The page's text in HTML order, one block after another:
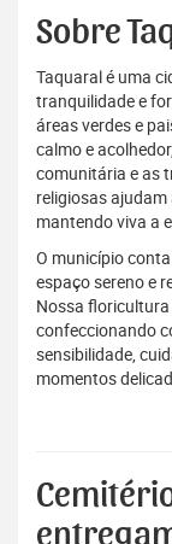
Sobre
Taquaral é uma
tranquilidade e
áreas verdes e
calmo e
comunitária e as
religiosas
mantendo viva a
O município
espaço sereno e
Nossa
confeccionando
sensibilidade,
momentos